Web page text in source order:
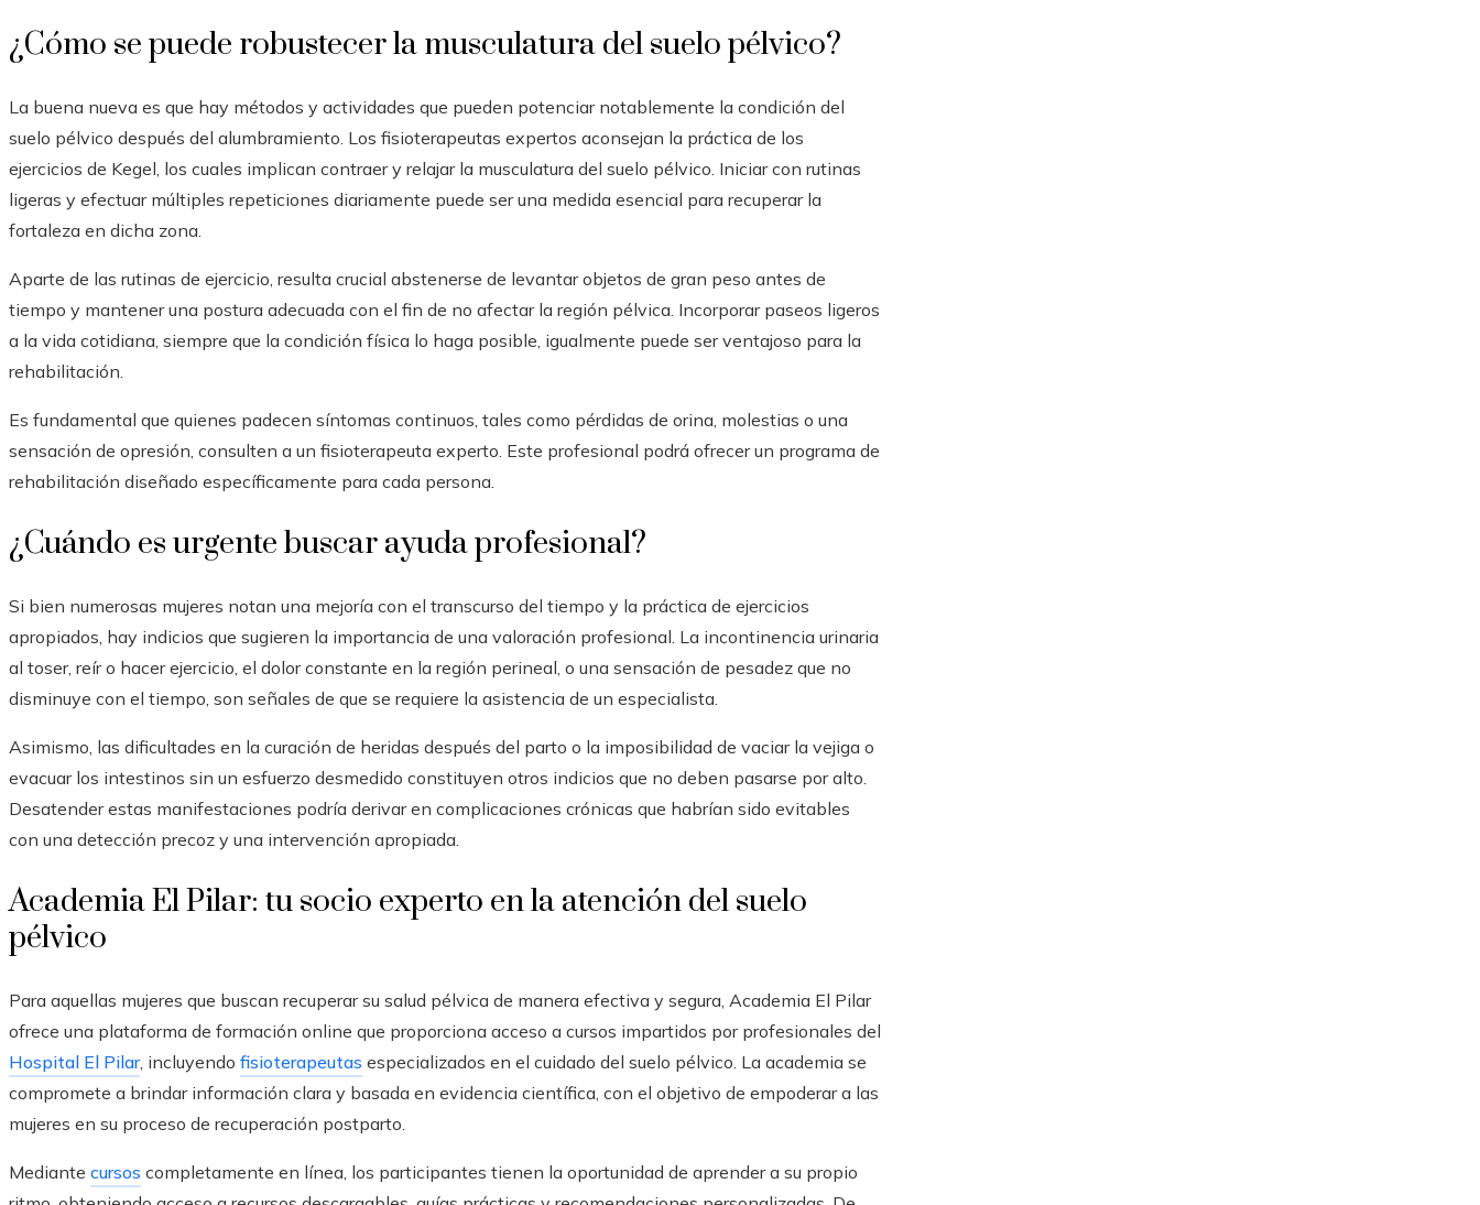
¿Cómo se puede robustecer la musculatura del suelo pélvico?
La buena nueva es que hay métodos y actividades que pueden potenciar notablemente la condición del
suelo pélvico después del alumbramiento. Los fisioterapeutas expertos aconsejan la práctica de los
ejercicios de Kegel, los cuales implican contraer y relajar la musculatura del suelo pélvico. Iniciar con rutinas
ligeras y efectuar múltiples repeticiones diariamente puede ser una medida esencial para recuperar la
fortaleza en dicha zona.
Aparte de las rutinas de ejercicio, resulta crucial abstenerse de levantar objetos de gran peso antes de
tiempo y mantener una postura adecuada con el fin de no afectar la región pélvica. Incorporar paseos ligeros
a la vida cotidiana, siempre que la condición física lo haga posible, igualmente puede ser ventajoso para la
rehabilitación.
Es fundamental que quienes padecen síntomas continuos, tales como pérdidas de orina, molestias o una
sensación de opresión, consulten a un fisioterapeuta experto. Este profesional podrá ofrecer un programa de
rehabilitación diseñado específicamente para cada persona.
¿Cuándo es urgente buscar ayuda profesional?
Si bien numerosas mujeres notan una mejoría con el transcurso del tiempo y la práctica de ejercicios
apropiados, hay indicios que sugieren la importancia de una valoración profesional. La incontinencia urinaria
al toser, reír o hacer ejercicio, el dolor constante en la región perineal, o una sensación de pesadez que no
disminuye con el tiempo, son señales de que se requiere la asistencia de un especialista.
Asimismo, las dificultades en la curación de heridas después del parto o la imposibilidad de vaciar la vejiga o
evacuar los intestinos sin un esfuerzo desmedido constituyen otros indicios que no deben pasarse por alto.
Desatender estas manifestaciones podría derivar en complicaciones crónicas que habrían sido evitables
con una detección precoz y una intervención apropiada.
Academia El Pilar: tu socio experto en la atención del suelo
pélvico
Para aquellas mujeres que buscan recuperar su salud pélvica de manera efectiva y segura, Academia El Pilar
ofrece una plataforma de formación online que proporciona acceso a cursos impartidos por profesionales del
Hospital El Pilar, incluyendo fisioterapeutas especializados en el cuidado del suelo pélvico. La academia se
compromete a brindar información clara y basada en evidencia científica, con el objetivo de empoderar a las
mujeres en su proceso de recuperación postparto.
Mediante cursos completamente en línea, los participantes tienen la oportunidad de aprender a su propio